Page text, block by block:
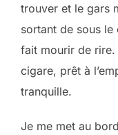
trouver et le gars
sortant de sous le
fait mourir de rire.
cigare, prêt à
tranquille.
Je me met au